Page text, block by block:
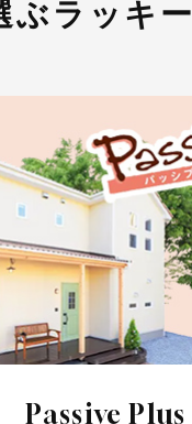
ぶラッキ
Passive Plus